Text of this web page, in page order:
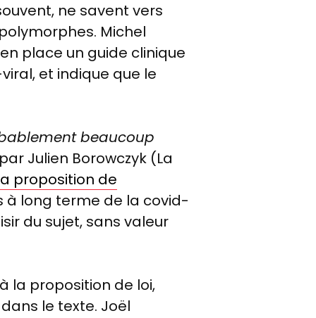
ne savent vers
Michel
place un guide clinique
et indique que le
beaucoup
Julien Borowczyk (La
proposition de
à long terme de la covid-
du sujet, sans valeur
la proposition de loi,
le texte. Joël